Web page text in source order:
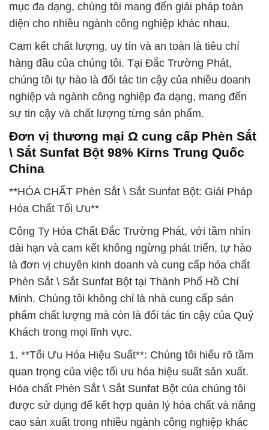
mục đa dạng, chúng tôi mang đến giải pháp toàn
diện cho nhiều ngành công nghiệp khác nhau.
Cam kết chất lượng, uy tín và an toàn là tiêu chí
hàng đầu của chúng tôi. Tại Đắc Trường Phát,
chúng tôi tự hào là đối tác tin cậy của nhiều doanh
nghiệp và ngành công nghiệp đa dạng, mang đến
sự tin cậy và chất lượng từng sản phẩm.
Đơn vị thương mại Ω cung cấp Phèn Sắt
\ Sắt Sunfat Bột 98% Kirns Trung Quốc
China
**HÓA CHẤT Phèn Sắt \ Sắt Sunfat Bột: Giải Pháp
Hóa Chất Tối Ưu**
Công Ty Hóa Chất Đắc Trường Phát, với tầm nhìn
dài hạn và cam kết không ngừng phát triển, tự hào
là đơn vị chuyên kinh doanh và cung cấp hóa chất
Phèn Sắt \ Sắt Sunfat Bột tại Thành Phố Hồ Chí
Minh. Chúng tôi không chỉ là nhà cung cấp sản
phẩm chất lượng mà còn là đối tác tin cậy của Quý
Khách trong mọi lĩnh vực.
1. **Tối Ưu Hóa Hiệu Suất**: Chúng tôi hiểu rõ tầm
quan trọng của việc tối ưu hóa hiệu suất sản xuất.
Hóa chất Phèn Sắt \ Sắt Sunfat Bột của chúng tôi
được sử dụng để kết hợp quản lý hóa chất và nâng
cao sản xuất trong nhiều ngành công nghiệp khác